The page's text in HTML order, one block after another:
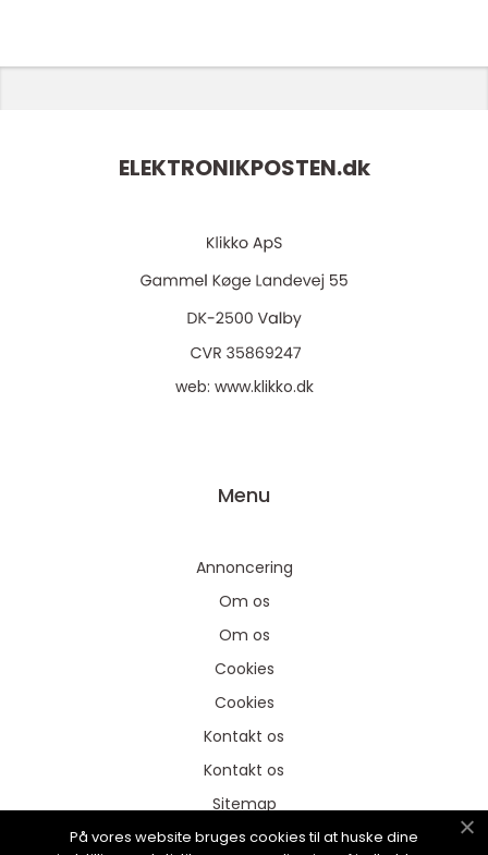
ELEKTRONIKPOSTEN.dk
web: www.klikko.dk
Menu
Annoncering
Om os
Om os
Cookies
Cookies
Kontakt os
Kontakt os
Sitemap
Sitemap
På vores website bruges cookies til at huske dine